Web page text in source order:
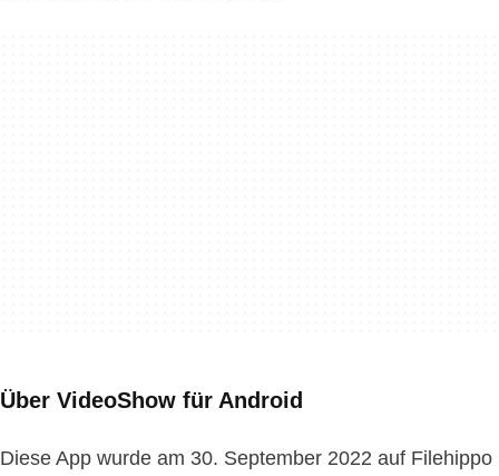
Über VideoShow für Android
Diese App wurde am 30. September 2022 auf Filehippo